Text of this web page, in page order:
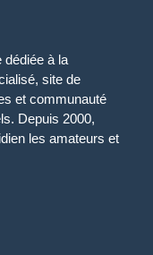
dédiée à la
site de
et communauté
Depuis 2000,
les amateurs et